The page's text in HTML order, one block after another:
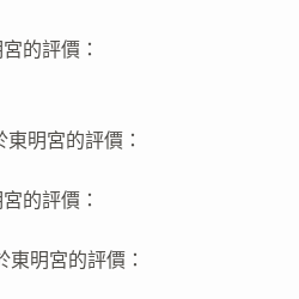
的評價：
明宮的評價：
的評價：
明宮的評價：